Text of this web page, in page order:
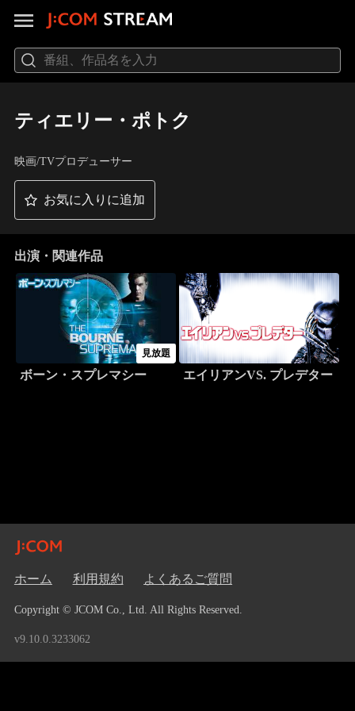
ティエリー・ポトク
映画/TVプロデューサー
お気に入りに追加
出演・関連作品
見放題
ボーン・スプレマシー エイリアンVS. プレデター
ホーム 利用規約 よくあるご質問
Copyright © JCOM Co., Ltd. All Rights Reserved.
v9.10.0.3233062